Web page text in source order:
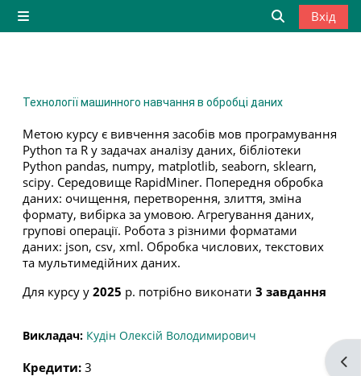
Перейти до головного вмісту
Бокова панель
Вхід
Технології машинного навчання в обробці даних
Метою курсу є вивчення засобів мов програмування
Python та R у задачах аналізу даних, бібліотеки
Python pandas, numpy, matplotlib, seaborn, sklearn,
scipy. Середовище RapidMiner. Попередня обробка
даних: очищення, перетворення, злиття, зміна
формату, вибірка за умовою. Агрегування даних,
групові операції. Робота з різними форматами
даних: json, csv, xml. Обробка числових, текстових
та мультимедійних даних.
Для курсу у 2025 р. потрібно виконати 3 завдання
Викладач: Кудін Олексій Володимирович
Кредити: 3